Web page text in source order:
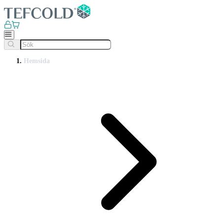
Hemsida